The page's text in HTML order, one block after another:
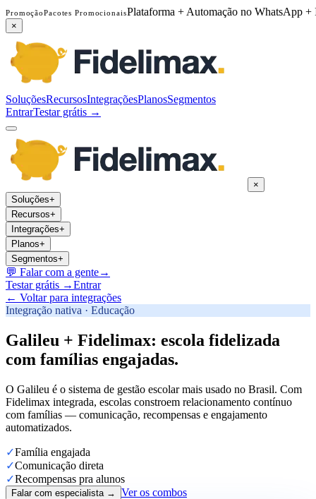
PromoçãoPacotes PromocionaisPlataforma + Automação no WhatsApp
×
SoluçõesRecursosIntegraçõesPlanosSegmentos
EntrarTestar grátis →
×
Soluções+
Recursos+
Integrações+
Planos+
Segmentos+
💬 Falar com a gente→
Testar grátis →Entrar
← Voltar para integrações
Integração nativa · Educação
Galileu + Fidelimax: escola fidelizada
com famílias engajadas.
O Galileu é o sistema de gestão escolar mais usado no Brasil. Com
Fidelimax integrada, escolas constroem relacionamento contínuo
com famílias — comunicação, recompensas e engajamento
automatizados.
✓Família engajada
✓Comunicação direta
✓Recompensas pra alunos
Falar com especialista → Ver os combos